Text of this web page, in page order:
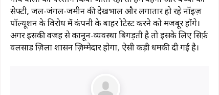
सेफ्टी, जल-जंगल-जमीन की देखभाल और लगातार हो रहे नॉइज़
पॉल्यूशन के विरोध में कंपनी के बाहर प्रोटेस्ट करने को मजबूर होंगे।
अगर इसकी वजह से कानून-व्यवस्था बिगड़ती है तो इसके लिए सिर्फ़
वलसाड ज़िला प्रशासन ज़िम्मेदार होगा, ऐसी कड़ी धमकी दी गई है।